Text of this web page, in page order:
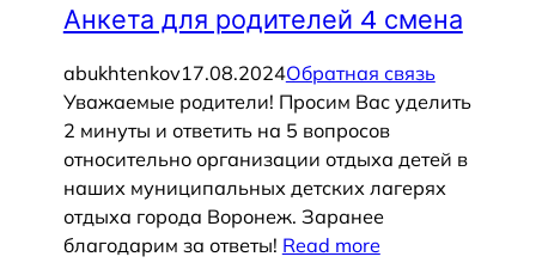
Анкета для родителей 4 смена
abukhtenkov17.08.2024Обратная связь
Уважаемые родители! Просим Вас уделить
2 минуты и ответить на 5 вопросов
относительно организации отдыха детей в
наших муниципальных детских лагерях
отдыха города Воронеж. Заранее
благодарим за ответы! Read more